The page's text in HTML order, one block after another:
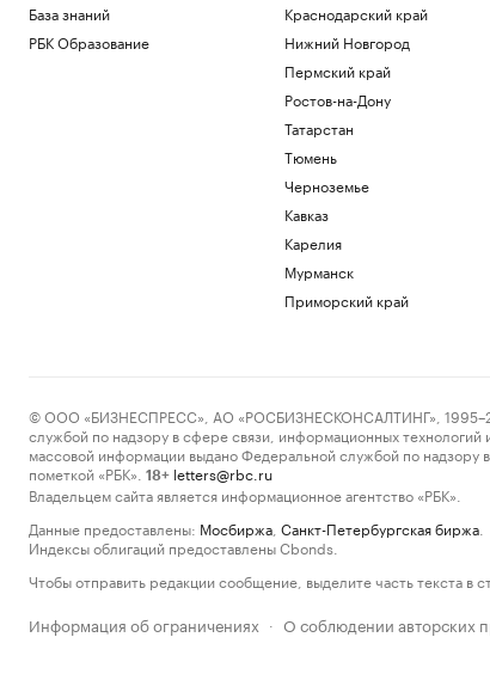
База знаний
РБК Образование
Краснодарский край
Нижний Новгород
Пермский край
Ростов-на-Дону
Татарстан
Тюмень
Черноземье
Кавказ
Карелия
Мурманск
Приморский край
© ООО «БИЗНЕСПРЕСС», АО «РОСБИЗНЕСКОНСАЛТИНГ»,
службой по надзору в сфере связи, информационных
массовой информации выдано Федеральной службой по
пометкой «РБК».
18+ letters@rbc.ru
Владельцем сайта является информационное агентство «РБК».
Данные предоставлены: Мосбиржа Санкт-Петербургская биржа
Индексы облигаций предоставлены Cbonds.
Чтобы отправить редакции сообщение, выделите часть текста в
Информация об ограничениях · О соблюдении авторских